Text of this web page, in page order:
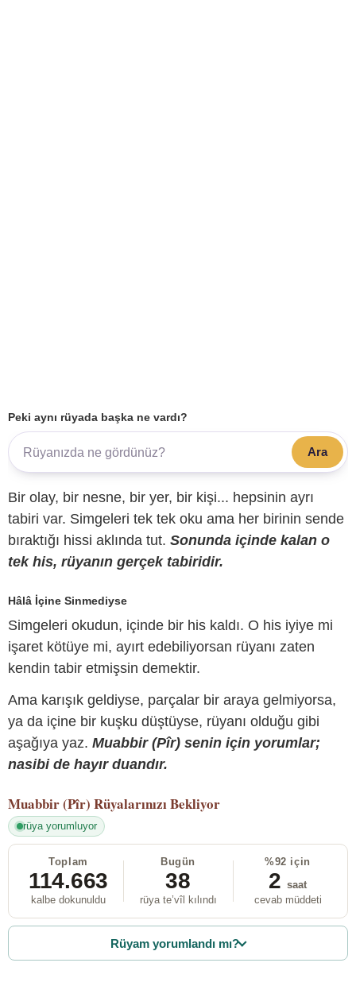
Peki aynı rüyada başka ne vardı?
Ara
Bir olay, bir nesne, bir yer, bir kişi... hepsinin ayrı
tabiri var. Simgeleri tek tek oku ama her birinin sende
bıraktığı hissi aklında tut. Sonunda içinde kalan o
tek his, rüyanın gerçek tabiridir.
Hâlâ İçine Sinmediyse
Simgeleri okudun, içinde bir his kaldı. O his iyiye mi
işaret kötüye mi, ayırt edebiliyorsan rüyanı zaten
kendin tabir etmişsin demektir.
Ama karışık geldiyse, parçalar bir araya gelmiyorsa,
ya da içine bir kuşku düştüyse, rüyanı olduğu gibi
aşağıya yaz. Muabbir (Pîr) senin için yorumlar;
nasibi de hayır duandır.
Muabbir (Pîr) Rüyalarınızı Bekliyor
rüya yorumluyor
Toplam
114.663
kalbe dokunuldu
Bugün
38
rüya te’vîl kılındı
%92 için
2 saat
cevab müddeti
Rüyam yorumlandı mı?